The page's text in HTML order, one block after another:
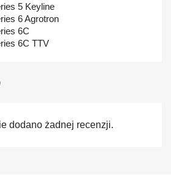
5 Keyline
6 Agrotron
6C
6C TTV
dodano żadnej recenzji.